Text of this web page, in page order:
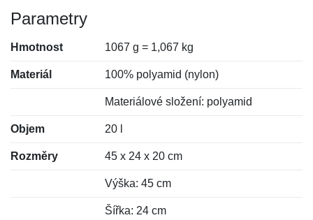
Parametry
Hmotnost 1067 g = 1,067 kg
Materiál 100% polyamid (nylon)
Materiálové složení: polyamid
Objem 20 l
Rozměry 45 x 24 x 20 cm
Výška: 45 cm
Šířka: 24 cm